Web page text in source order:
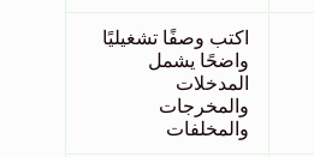
اكتب وصفًا تشغيليًا
واضحًا يشمل
المدخلات
والمخرجات
والمخلفات